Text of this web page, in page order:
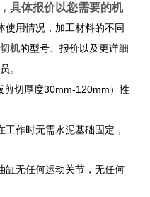
具体报价以您需要的机
使用情况，加工材料的不同
机的型号、报价以及更详细
。
剪切厚度30mm-120mm）性
作时无需水泥基础固定，
缸无任何运动关节，无任何